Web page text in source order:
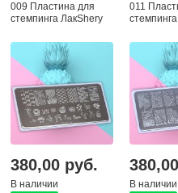
009 Пластина для
стемпинга ЛакShery
011
380,00 руб.
В наличии
В наличии